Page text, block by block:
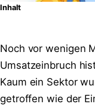
Inhalt
Noch vor wenigen
Umsatzeinbruch
Kaum ein Sektor
getroffen wie der